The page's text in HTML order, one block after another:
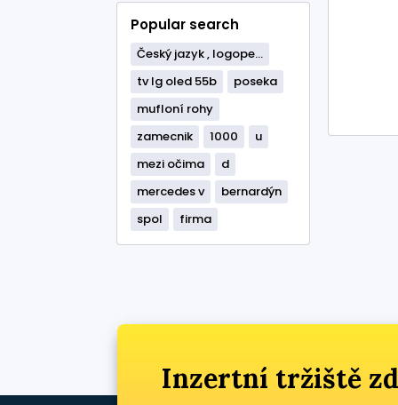
Popular search
Český jazyk , logope...
tv lg oled 55b
poseka
mufloní rohy
zamecnik
1000
u
mezi očima
d
mercedes v
bernardýn
spol
firma
Inzertní tržiště